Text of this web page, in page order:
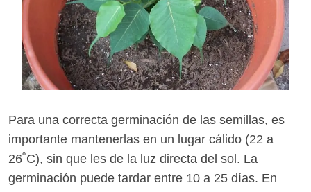
Para una correcta germinación de las semillas, es
importante mantenerlas en un lugar cálido (22 a
26˚C), sin que les de la luz directa del sol. La
germinación puede tardar entre 10 a 25 días. En